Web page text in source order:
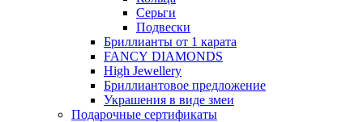
Серьги
Подвески
Бриллианты от 1 карата
FANCY DIAMONDS
High Jewellery
Бриллиантовое предложение
Украшения в виде змеи
Подарочные сертификаты